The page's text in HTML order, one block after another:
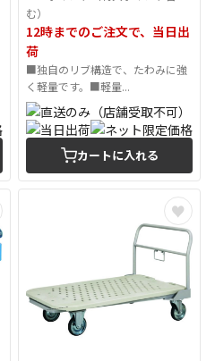
む）
12時までのご注文で、当日出
荷
■独自のリブ構造で、たわみに強
く軽量です。■軽量...
カートに入れる